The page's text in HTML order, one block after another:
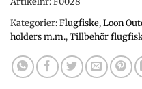
Kategorier:Flugfiske,Loon
holders m.m.,Tillbehör